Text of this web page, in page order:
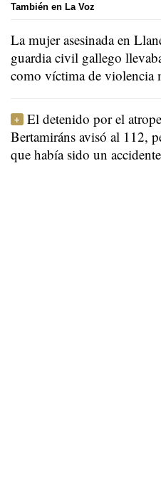
También en La Voz
La mujer asesinada en
guardia civil gallego
como víctima de violencia
El detenido por el
Bertamiráns avisó al 112,
que había sido un